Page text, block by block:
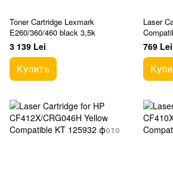
Toner Cartridge Lexmark
E260/360/460 black 3,5k
3 139 Lei
Купить
Laser
769 Lei